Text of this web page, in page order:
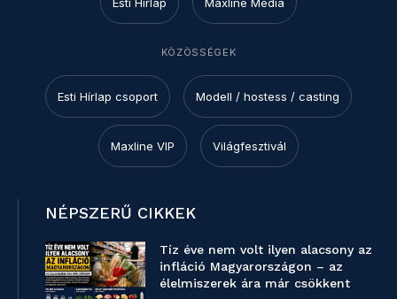
KÖZÖSSÉGEK
Esti Hírlap csoport Modell / hostess / casting
Maxline VIP Világfesztivál
NÉPSZERŰ CIKKEK
Tíz éve nem volt ilyen alacsony az
infláció Magyarországon – az
élelmiszerek ára már csökkent